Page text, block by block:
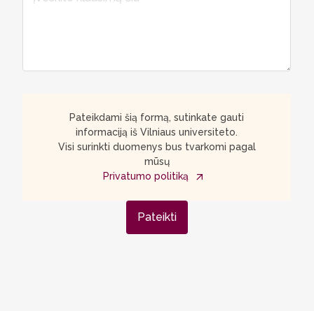
Pateikdami šią formą, sutinkate gauti
informaciją iš Vilniaus universiteto.
Visi surinkti duomenys bus tvarkomi pagal
mūsų
Privatumo politiką
Pateikti